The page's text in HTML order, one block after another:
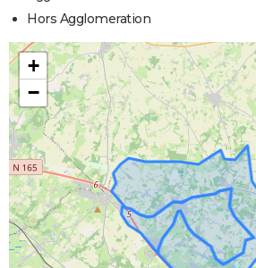
Hors Agglomeration
+
−